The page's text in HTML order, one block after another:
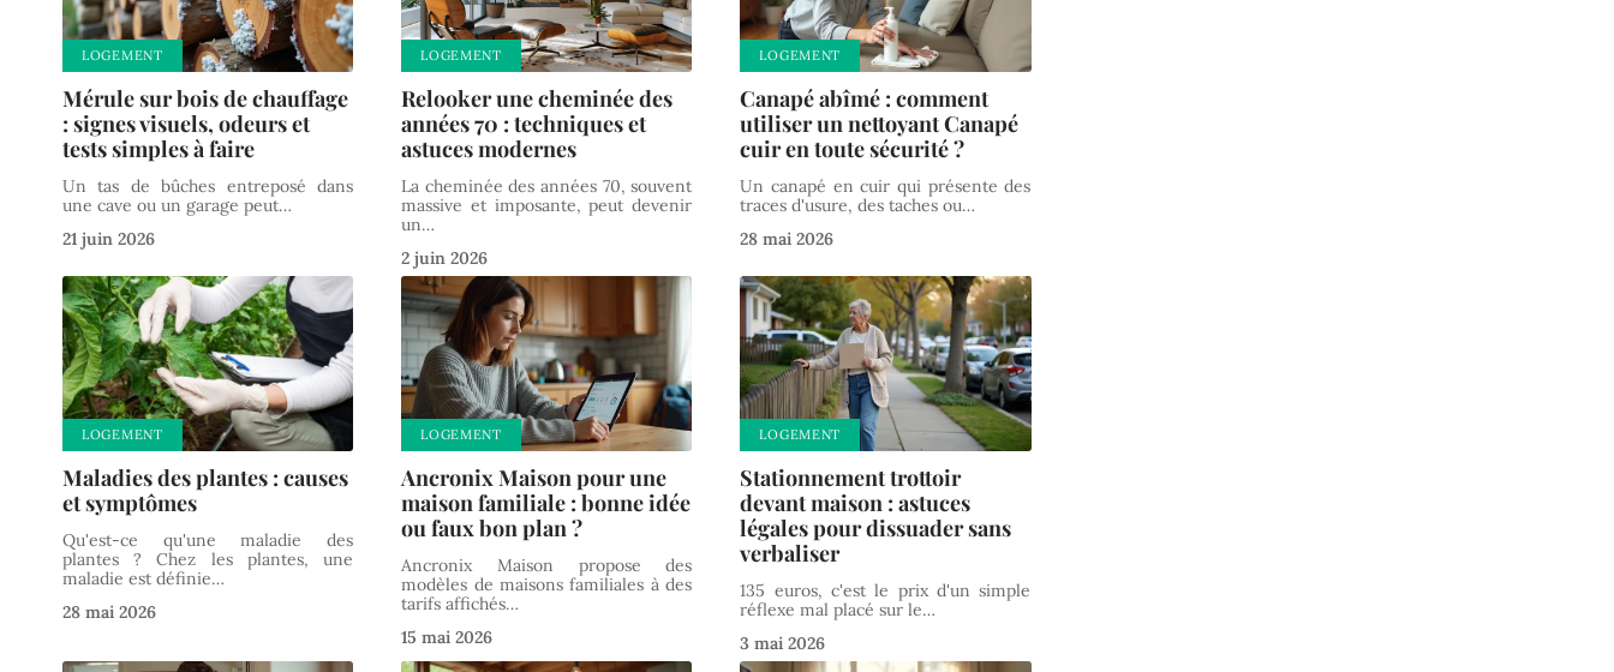
LOGEMENT
Mérule sur bois de chauffage
: signes visuels, odeurs et
tests simples à faire
Un tas de bûches entreposé dans
une cave ou un garage peut…
21 juin 2026
LOGEMENT
Relooker une cheminée des
années 70 : techniques et
astuces modernes
La cheminée des années 70, souvent
massive et imposante, peut devenir
un…
2 juin 2026
LOGEMENT
Canapé abîmé : comment
utiliser un nettoyant Canapé
cuir en toute sécurité ?
Un canapé en cuir qui présente des
traces d'usure, des taches ou…
28 mai 2026
LOGEMENT
Maladies des plantes : causes
et symptômes
Qu'est-ce qu'une maladie des
plantes ? Chez les plantes, une
maladie est définie…
28 mai 2026
LOGEMENT
Ancronix Maison pour une
maison familiale : bonne idée
ou faux bon plan ?
Ancronix Maison propose des
modèles de maisons familiales à des
tarifs affichés…
15 mai 2026
LOGEMENT
Stationnement trottoir
devant maison : astuces
légales pour dissuader sans
verbaliser
135 euros, c'est le prix d'un simple
réflexe mal placé sur le…
3 mai 2026